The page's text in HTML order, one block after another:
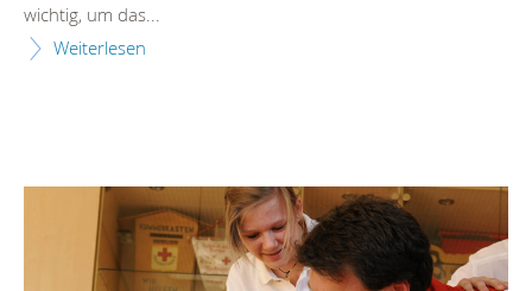
wichtig, um das...
Weiterlesen